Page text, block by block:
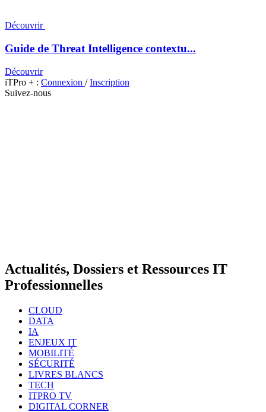
Découvrir
Guide de Threat Intelligence contextu...
Découvrir
iTPro + : Connexion /Inscription
Suivez-nous
Actualités, Dossiers et Ressources IT
Professionnelles
CLOUD
DATA
IA
ENJEUX IT
MOBILITÉ
SÉCURITÉ
LIVRES BLANCS
TECH
ITPRO TV
DIGITAL CORNER